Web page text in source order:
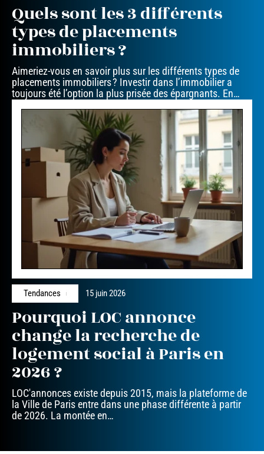
Quels sont les 3 différents
types de placements
immobiliers ?
Aimeriez-vous en savoir plus sur les différents types de
placements immobiliers ? Investir dans l’immobilier a
toujours été l’option la plus prisée des épargnants. En…
Tendances 15 juin 2026
Pourquoi LOC annonce
change la recherche de
logement social à Paris en
2026 ?
LOC'annonces existe depuis 2015, mais la plateforme de
la Ville de Paris entre dans une phase différente à partir
de 2026. La montée en…